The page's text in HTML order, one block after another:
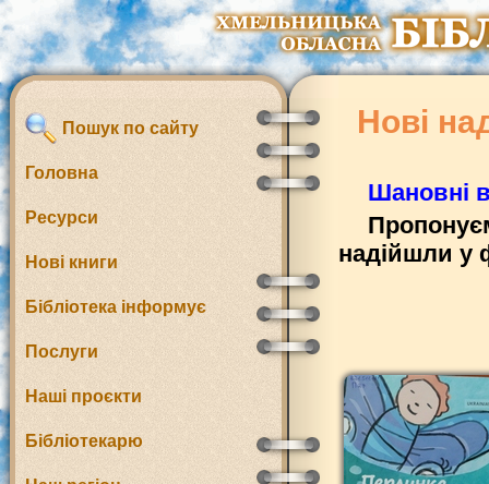
Пошук по сайту
Головна
Ресурси
Нові книги
Бібліотека інформує
Послуги
Наші проєкти
Бібліотекарю
Нові
Шановні
надійшли у